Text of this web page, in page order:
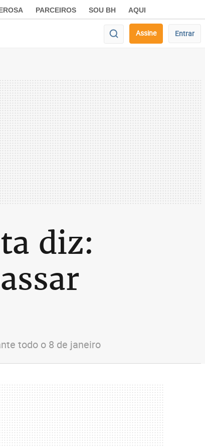
PARCEIROS SOU BH AQUI
Assine Entrar
diz:
todo o 8 de janeiro